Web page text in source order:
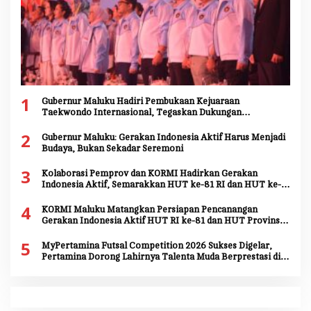
1
Gubernur Maluku Hadiri Pembukaan Kejuaraan
Taekwondo Internasional, Tegaskan Dukungan
2
Gubernur Maluku: Gerakan Indonesia Aktif Harus Menjadi
Budaya, Bukan Sekadar Seremoni
3
Kolaborasi Pemprov dan KORMI Hadirkan Gerakan
Indonesia Aktif, Semarakkan HUT ke-81 RI dan HUT ke-
4
KORMI Maluku Matangkan Persiapan Pencanangan
Gerakan Indonesia Aktif HUT RI ke-81 dan HUT Provinsi
5
MyPertamina Futsal Competition 2026 Sukses Digelar,
Pertamina Dorong Lahirnya Talenta Muda Berprestasi di